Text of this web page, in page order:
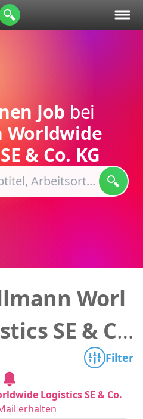
Job bei
Worldwide
& Co. KG
Worl
SE & C
Filter
Logistics SE & Co.
erhalten